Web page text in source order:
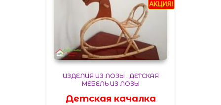
ИЗДЕЛИЯ ИЗ ЛОЗЫ , ДЕТСКАЯ
МЕБЕЛЬ ИЗ ЛОЗЫ
Детская качалка